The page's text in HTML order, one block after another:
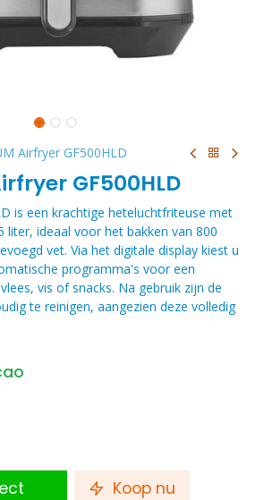
Airfryer GF500HLD
GF500HLD
is een krachtige heteluchtfriteuse met
liter, ideaal voor het bakken van 800
vet. Via het digitale display kiest u
programma's voor een
vis of snacks. Na gebruik zijn de
te reinigen, aangezien deze volledig
Koop nu